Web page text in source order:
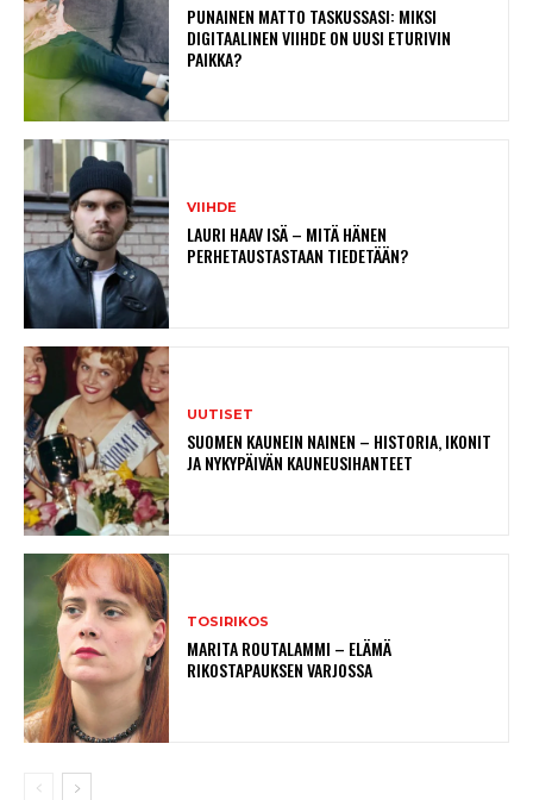
PUNAINEN MATTO TASKUSSASI: MIKSI
DIGITAALINEN VIIHDE ON UUSI ETURIVIN
PAIKKA?
VIIHDE
LAURI HAAV ISÄ – MITÄ HÄNEN
PERHETAUSTASTAAN TIEDETÄÄN?
UUTISET
SUOMEN KAUNEIN NAINEN – HISTORIA, IKONIT
JA NYKYPÄIVÄN KAUNEUSIHANTEET
TOSIRIKOS
MARITA ROUTALAMMI – ELÄMÄ
RIKOSTAPAUKSEN VARJOSSA